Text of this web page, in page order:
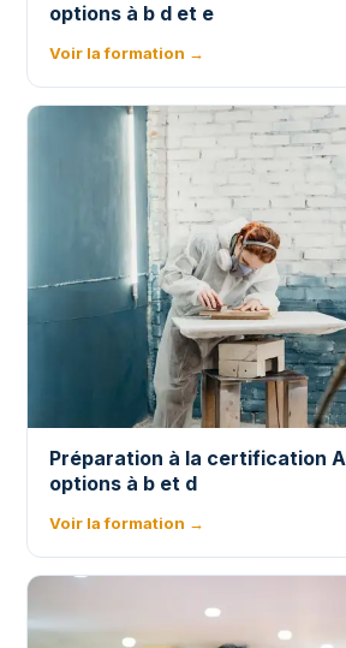
options à b d et e
Voir la formation →
Préparation à la certification
options à b et d
Voir la formation →